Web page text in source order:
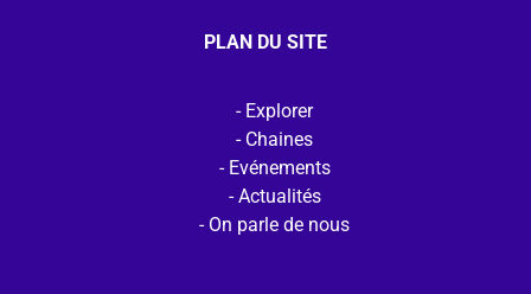
PLAN DU SITE
Explorer
Chaines
Evénements
Actualités
On parle de nous